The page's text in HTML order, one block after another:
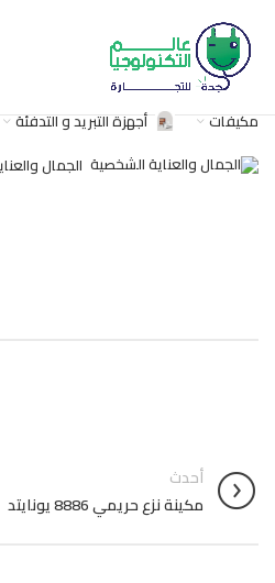
مكيفات أجهزة التبريد و التدفئة
الجمال
أحدث
مكينة نزع حريمي 8886 يونايتد